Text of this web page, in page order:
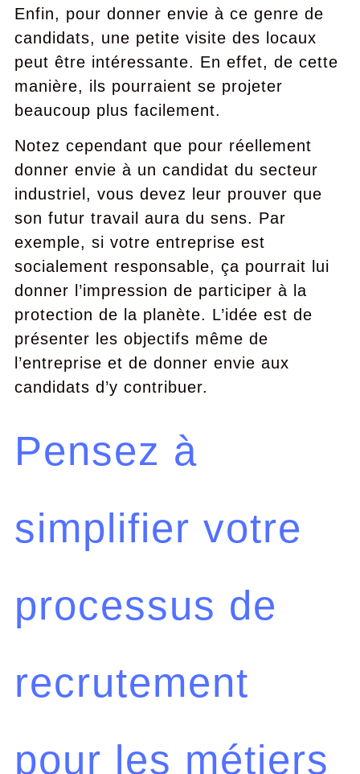
Enfin, pour donner envie à ce genre de
candidats, une petite visite des locaux
peut être intéressante. En effet, de cette
manière, ils pourraient se projeter
beaucoup plus facilement.
Notez cependant que pour réellement
donner envie à un candidat du secteur
industriel, vous devez leur prouver que
son futur travail aura du sens. Par
exemple, si votre entreprise est
socialement responsable, ça pourrait lui
donner l’impression de participer à la
protection de la planète. L’idée est de
présenter les objectifs même de
l’entreprise et de donner envie aux
candidats d’y contribuer.
Pensez à
simplifier votre
processus de
recrutement
pour les métiers